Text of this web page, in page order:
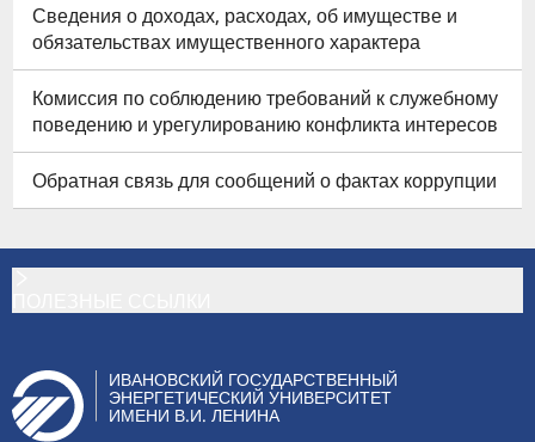
Сведения о доходах, расходах, об имуществе и
обязательствах имущественного характера
Комиссия по соблюдению требований к служебному
поведению и урегулированию конфликта интересов
Обратная связь для сообщений о фактах коррупции
ИВАНОВСКИЙ ГОСУДАРСТВЕННЫЙ
ЭНЕРГЕТИЧЕСКИЙ УНИВЕРСИТЕТ
ИМЕНИ В.И. ЛЕНИНА